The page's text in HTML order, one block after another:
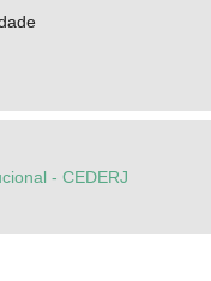
- CEDERJ